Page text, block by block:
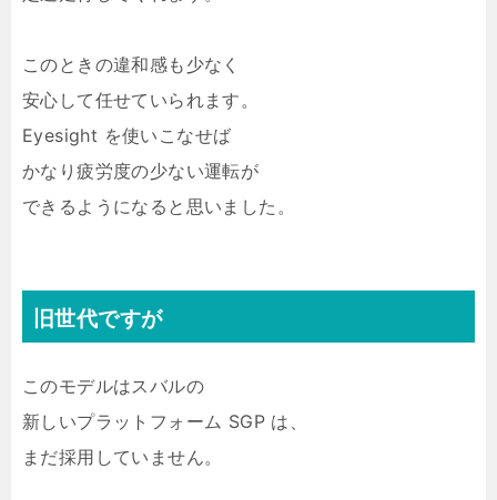
このときの違和感も少なく
安心して任せていられます。
Eyesight を使いこなせば
かなり疲労度の少ない運転が
できるようになると思いました。
旧世代ですが
このモデルはスバルの
新しいプラットフォーム SGP は、
まだ採用していません。